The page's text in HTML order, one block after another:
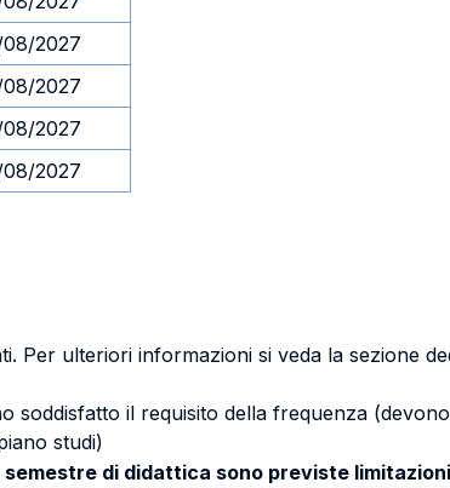
2027
2027
2027
2027
ulteriori informazioni si veda la sezione
soddisfatto il requisito della frequenza
studi)
di didattica sono previste